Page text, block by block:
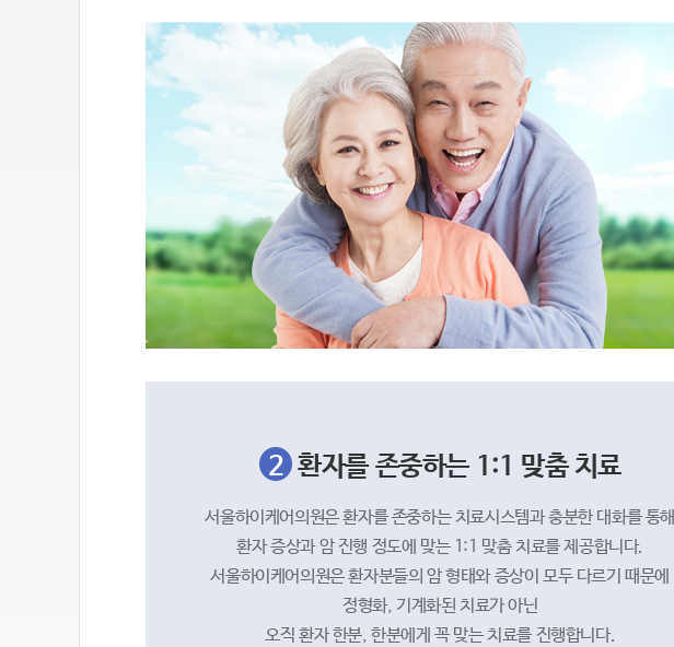
2 환자를 존중하는 1:1 맞춤 치료
서울하이케어의원은 환자를 존중하는 치료시스템과 충분한 대화를 통해
환자 증상과 암 진행 정도에 맞는 1:1 맞춤 치료를 제공합니다.
서울하이케어의원은 환자분들의 암 형태와 증상이 모두 다르기 때문에
정형화, 기계화된 치료가 아닌
오직 환자 한분, 한분에게 꼭 맞는 치료를 진행합니다.